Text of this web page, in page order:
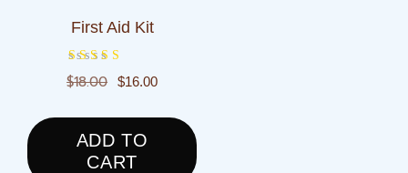
First Aid Kit
Rated
$18.00 Original
was:
$18.00.
$16.00Current
is:
$16.00.
ADD TO
CART